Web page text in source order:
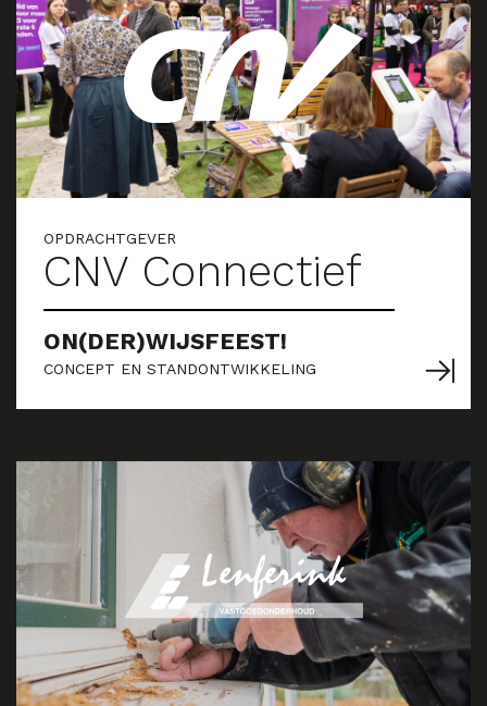
OPDRACHTGEVER
CNV Connectief
ON(DER)WIJSFEEST!
CONCEPT EN STANDONTWIKKELING